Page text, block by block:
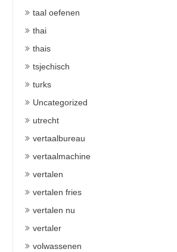
taal oefenen
thai
thais
tsjechisch
turks
Uncategorized
utrecht
vertaalbureau
vertaalmachine
vertalen
vertalen fries
vertalen nu
vertaler
volwassenen